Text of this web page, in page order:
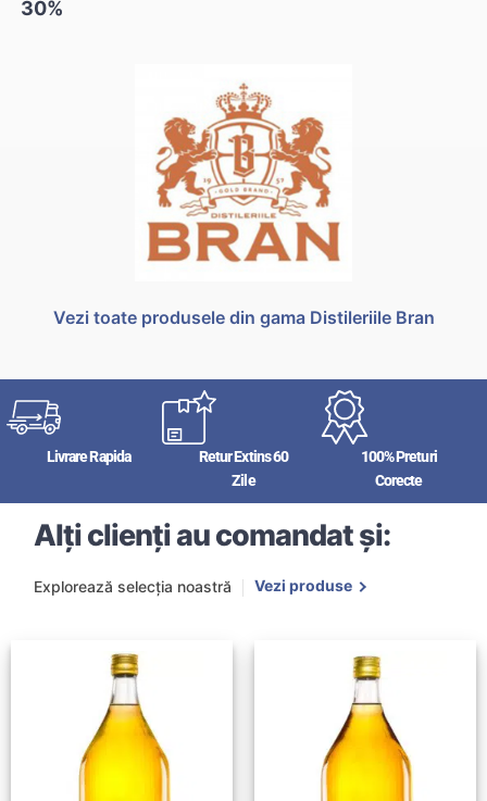
30%
Vezi toate produsele din gama Distileriile Bran
Livrare Rapida
Retur Extins 60
Zile
100% Preturi
Corecte
Alți clienți au comandat și:
Explorează selecția noastră Vezi produse